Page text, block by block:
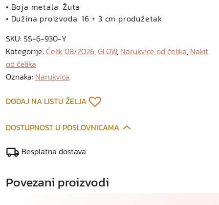
n
a
u
k
v
i
a
d
o
z
a
• Boja metala: Žuta
• Dužina proizvoda: 16 + 3 cm produžetak
SKU: SS-6-930-Y
Kategorije: Čelik 08/2026,GLOW, Narukvice od čelika, Nakit
od čelika
Oznaka: Narukvica
DODAJ NA LISTU ŽELJA
DOSTUPNOST U POSLOVNICAMA
Besplatna dostava
Povezani proizvodi